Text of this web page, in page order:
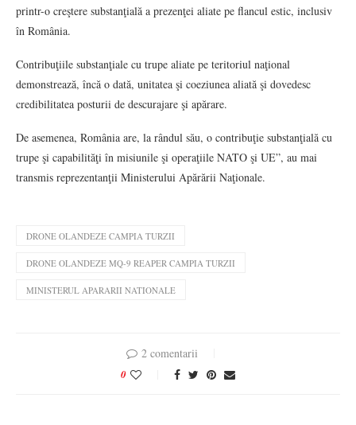
printr-o creştere substanţială a prezenţei aliate pe flancul estic, inclusiv
în România.
Contribuţiile substanţiale cu trupe aliate pe teritoriul naţional
demonstrează, încă o dată, unitatea şi coeziunea aliată şi dovedesc
credibilitatea posturii de descurajare şi apărare.
De asemenea, România are, la rândul său, o contribuţie substanţială cu
trupe şi capabilităţi în misiunile şi operaţiile NATO şi UE”, au mai
transmis reprezentanţii Ministerului Apărării Naţionale.
DRONE OLANDEZE CAMPIA TURZII
DRONE OLANDEZE MQ-9 REAPER CAMPIA TURZII
MINISTERUL APARARII NATIONALE
2 comentarii
0